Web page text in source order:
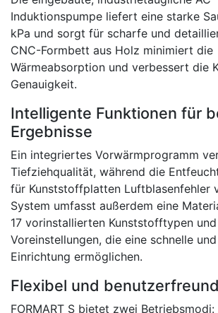
Induktionspumpe liefert eine starke
kPa und sorgt für scharfe und
CNC-Formbett aus Holz minimiert die
Wärmeabsorption und verbessert die
Genauigkeit.
Intelligente Funktionen für
Ergebnisse
Ein integriertes Vorwärmprogramm
Tiefziehqualität, während die
für Kunststoffplatten Luftblasenfehler
System umfasst außerdem eine
17 vorinstallierten Kunststofftypen
Voreinstellungen, die eine schnelle
Einrichtung ermöglichen.
Flexibel und
FORMART S bietet zwei Betriebsmodi: